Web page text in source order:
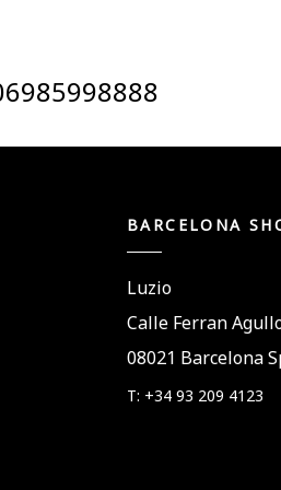
BARCELONA
Luzio
Calle Ferran
08021 Barcelona
T: +34 93 209 4123